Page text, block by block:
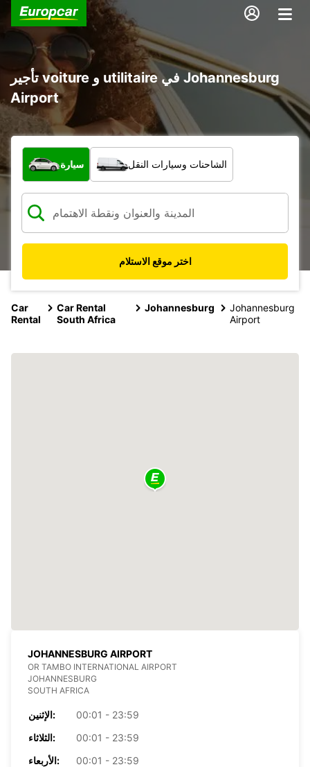
تأجير voiture و utilitaire في Johannesburg
Airport
ما نوع المركبة؟
سيارة الشاحنات وسيارات النقل
اختر موقع الاستلام
Car
Rental
Car Rental
South Africa
Johannesburg
Johannesburg
Airport
JOHANNESBURG AIRPORT
OR TAMBO INTERNATIONAL AIRPORT
JOHANNESBURG
SOUTH AFRICA
الإثنين:
00:01 - 23:59
الثلاثاء:
00:01 - 23:59
الأربعاء:
00:01 - 23:59